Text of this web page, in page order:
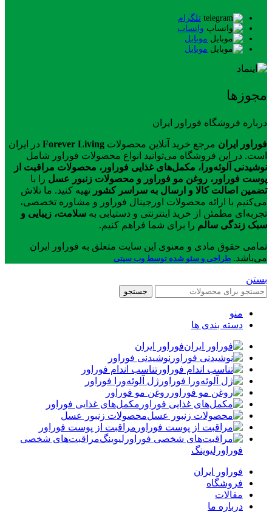
تلگرام
واتساپ
موبایل
موبایل
مجوزها
درباره فروشگاه فوراور ایران
فوراور ایران مرجع خرید آنلاین محصولات Forever Living در ایران
است. در این فروشگاه می‌توانید انواع محصولات فوراور شامل
نوشیدنی آلوئه‌ورا، مکمل‌های غذایی فوراور، محصولات مراقبت از
پوست فوراور، روغن مو فوراور و محصولات زنبور عسل را با
تضمین اصالت کالا و ارسال به سراسر کشور تهیه کنید. ما تلاش
می‌کنیم با ارائه محصولات اورجینال فوراور و مشاوره تخصصی،
تجربه‌ای مطمئن از خرید اینترنتی و دستیابی به سلامت، زیبایی و
سبک زندگی سالم را برای شما فراهم کنیم.
تمامی حقوق مادی و معنوی این سایت متعلق به فوراور ایران
می‌باشد. طراحی و سئو شده توسط وب سیتی
بستن
جستجو
منو
دسته بندی ها
فوراور ایران
نوشیدنی فوراور
تناسب اندام فوراور
ژل آلوئه‌ورا فوراور
روغن مو فوراور
مکمل‌های غذایی فوراور
محصولات زنبور عسل
مراقبت از پوست فوراور
مراقبت‌های شخصی
فوراورلیوینگ
فوراور ایران
فروشگاه
مقالات
درباره ما